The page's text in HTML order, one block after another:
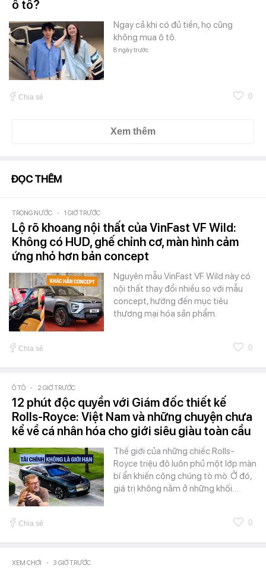
ô tô?
Ngay cả khi có đủ tiền, họ cũng
không mua ô tô.
8 ngày trước
Chia sẻ 0
Xem thêm
ĐỌC THÊM
TRONG NƯỚC - 1 GIỜ TRƯỚC
Lộ rõ khoang nội thất của VinFast VF Wild:
Không có HUD, ghế chỉnh cơ, màn hình cảm
ứng nhỏ hơn bản concept
Nguyên mẫu VinFast VF Wild này có
nội thất thay đổi nhiều so với mẫu
concept, hướng đến mục tiêu
thương mại hóa sản phẩm.
Chia sẻ 0
Ô TÔ - 2 GIỜ TRƯỚC
12 phút độc quyền với Giám đốc thiết kế
Rolls-Royce: Việt Nam và những chuyện chưa
kể về cá nhân hóa cho giới siêu giàu toàn cầu
Thế giới của những chiếc Rolls-
Royce triệu đô luôn phủ một lớp màn
bí ẩn khiến công chúng tò mò. Ở đó,
giá trị không nằm ở những khối…
Chia sẻ 0
XEM CHƠI - 3 GIỜ TRƯỚC